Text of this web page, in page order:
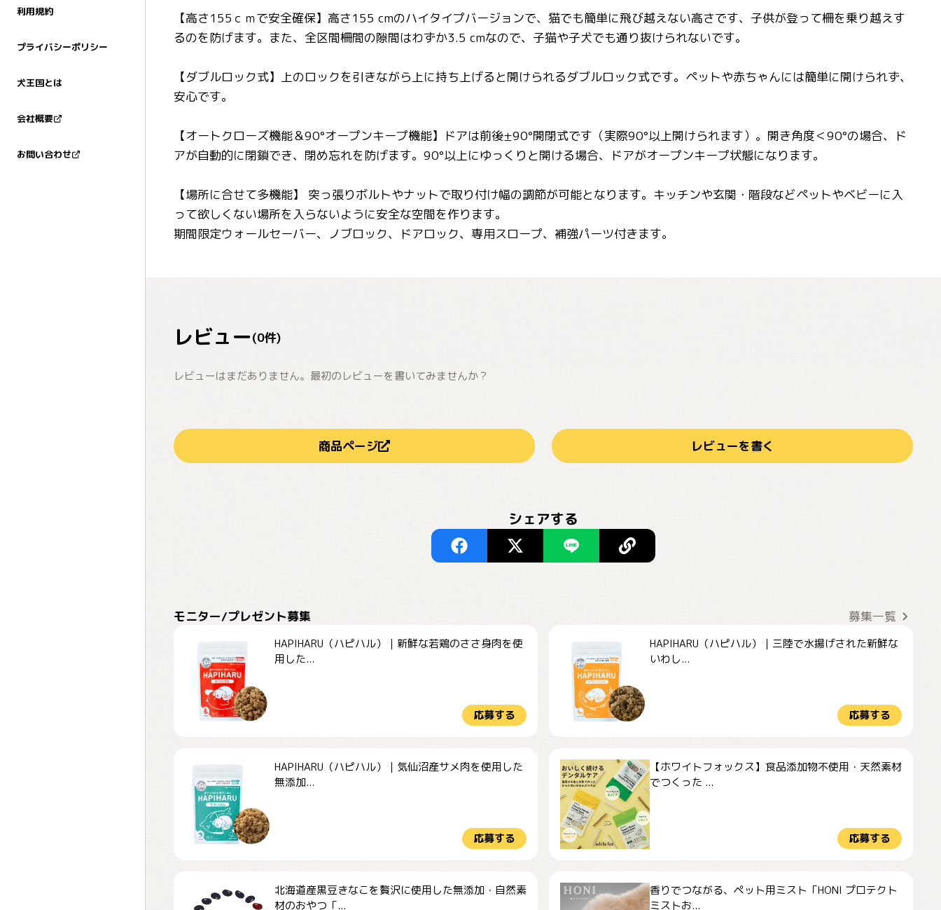
利用規約
プライバシーポリシー
犬王国とは
会社概要
お問い合わせ
【高さ155ｃｍで安全確保】高さ155 cmのハイタイプバージョンで、猫でも簡単に飛び越えない高さです、子供が登って柵を乗り越えす
るのを防げます。また、全区間柵間の隙間はわずか3.5 cmなので、子猫や子犬でも通り抜けられないです。
【ダブルロック式】上のロックを引きながら上に持ち上げると開けられるダブルロック式です。ペットや赤ちゃんには簡単に開けられず、
安心です。
【オートクローズ機能＆90°オープンキープ機能】ドアは前後±90°開閉式です（実際90°以上開けられます）。開き角度＜90°の場合、ド
アが自動的に閉鎖でき、閉め忘れを防げます。90°以上にゆっくりと開ける場合、ドアがオープンキープ状態になります。
【場所に合せて多機能】 突っ張りボルトやナットで取り付け幅の調節が可能となります。キッチンや玄関・階段などペットやベビーに入
って欲しくない場所を入らないように安全な空間を作ります。
期間限定ウォールセーバー、ノブロック、ドアロック、専用スロープ、補強パーツ付きます。
レビュー(0件)
レビューはまだありません。最初のレビューを書いてみませんか？
商品ページ レビューを書く
シェアする
モニター/プレゼント募集 募集一覧
HAPIHARU（ハピハル）｜新鮮な若鶏のささ身肉を使
用した...
応募する
HAPIHARU（ハピハル）｜三陸で水揚げされた新鮮な
いわし...
応募する
HAPIHARU（ハピハル）｜気仙沼産サメ肉を使用した
無添加...
応募する
【ホワイトフォックス】食品添加物不使用・天然素材
でつくった ...
応募する
北海道産黒豆きなこを贅沢に使用した無添加・自然素
材のおやつ「...
香りでつながる、ペット用ミスト「HONI プロテクト
ミストお...